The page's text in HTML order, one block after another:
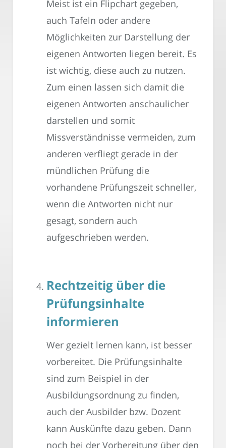
Meist ist ein Flipchart gegeben,
auch Tafeln oder andere
Möglichkeiten zur Darstellung der
eigenen Antworten liegen bereit. Es
ist wichtig, diese auch zu nutzen.
Zum einen lassen sich damit die
eigenen Antworten anschaulicher
darstellen und somit
Missverständnisse vermeiden, zum
anderen verfliegt gerade in der
mündlichen Prüfung die
vorhandene Prüfungszeit schneller,
wenn die Antworten nicht nur
gesagt, sondern auch
aufgeschrieben werden.
Rechtzeitig über die
Prüfungsinhalte
informieren
Wer gezielt lernen kann, ist besser
vorbereitet. Die Prüfungsinhalte
sind zum Beispiel in der
Ausbildungsordnung zu finden,
auch der Ausbilder bzw. Dozent
kann Auskünfte dazu geben. Dann
noch bei der Vorbereitung über den